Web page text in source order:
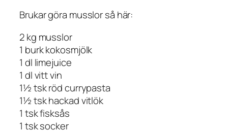
Brukar göra musslor så här:
2 kg musslor
1 burk kokosmjölk
1 dl limejuice
1 dl vitt vin
1½ tsk röd currypasta
1½ tsk hackad vitlök
1 tsk fisksås
1 tsk socker